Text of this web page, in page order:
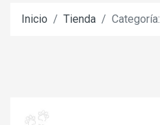
Inicio Tienda Categoría: